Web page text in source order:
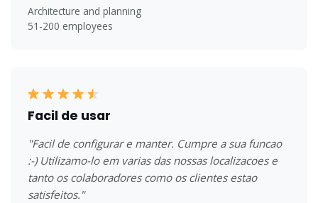
Architecture and planning
51-200 employees
Facil de usar
"Facil de configurar e manter. Cumpre a sua funcao
:-) Utilizamo-lo em varias das nossas localizacoes e
tanto os colaboradores como os clientes estao
satisfeitos."